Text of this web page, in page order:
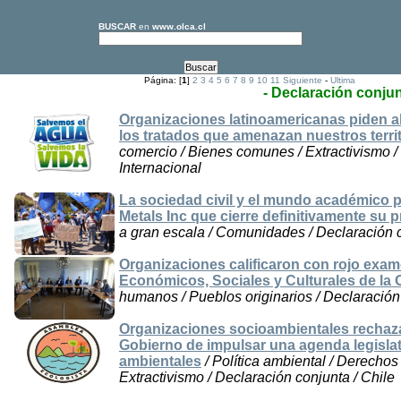
BUSCAR en www.olca.cl
Página: [1]2 3 4 5 6 7 8 9 10 11 Siguiente -Ultima
- Declaración
Organizaciones latinoamericanas piden
los tratados que amenazan nuestros
comercio / Bienes comunes / Extractivismo
Internacional
La sociedad civil y el mundo académico
Metals Inc que cierre definitivamente su
a gran escala / Comunidades / Declaración
Organizaciones calificaron con rojo
Económicos, Sociales y Culturales de la
humanos / Pueblos originarios /
Organizaciones socioambientales
Gobierno de impulsar una agenda
ambientales/ Política ambiental /
Extractivismo / Declaración conjunta / Chile